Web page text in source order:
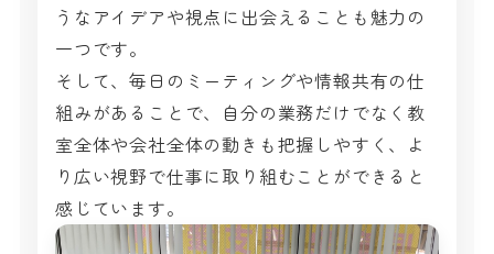
うなアイデアや視点に出会えることも魅力の
一つです。
そして、毎日のミーティングや情報共有の仕
組みがあることで、自分の業務だけでなく教
室全体や会社全体の動きも把握しやすく、よ
り広い視野で仕事に取り組むことができると
感じています。